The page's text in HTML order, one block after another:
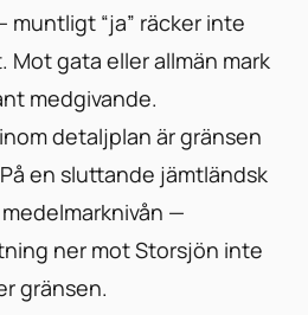
“ja” räcker inte
Mot gata eller allmän mark
medgivande.
inom detaljplan är gränsen
en sluttande jämtländsk
—
ner mot Storsjön inte
gränsen.